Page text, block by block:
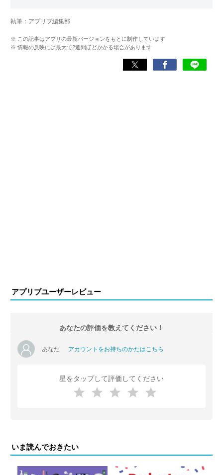
化アプリの紹介）、TBS『サタプラ』（スマホライフが変
スマホアプリ）他
執筆：アプリブ編集部
※ この記事はアプリの最新バージョンをもとに制作しています
※ 情報の反映には最大で2週間ほどかかる場合があります
アプリブユーザーレビュー
あなたの評価を教えてください！
あなた アカウントをお持ちのかたはこちら
星をタップして評価してください
いま読んでおきたい